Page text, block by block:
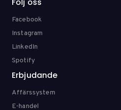
Facebook
Instagram
LinkedIn
Spotify
Erbjudande
Affärssystem
E-handel